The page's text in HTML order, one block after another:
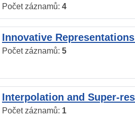
Počet záznamů: 4
Innovative
Počet záznamů: 5
Interpolation and Super-
Počet záznamů: 1